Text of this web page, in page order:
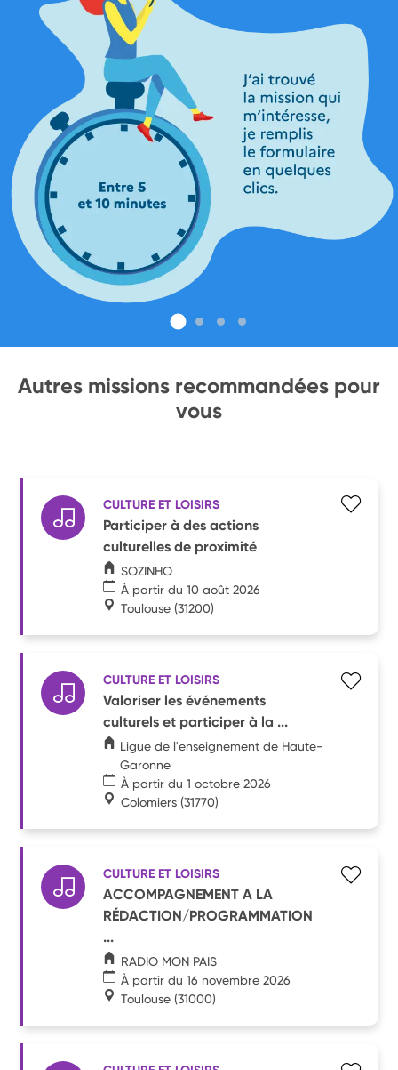
Autres missions recommandées pour
vous
CULTURE ET LOISIRS
Participer à des actions
culturelles de proximité
SOZINHO
À partir du 10 août 2026
Toulouse (31200)
CULTURE ET LOISIRS
Valoriser les événements
culturels et participer à la ...
Ligue de l'enseignement de Haute-
Garonne
À partir du 1 octobre 2026
Colomiers (31770)
CULTURE ET LOISIRS
ACCOMPAGNEMENT A LA
RÉDACTION/PROGRAMMATION
...
RADIO MON PAIS
À partir du 16 novembre 2026
Toulouse (31000)